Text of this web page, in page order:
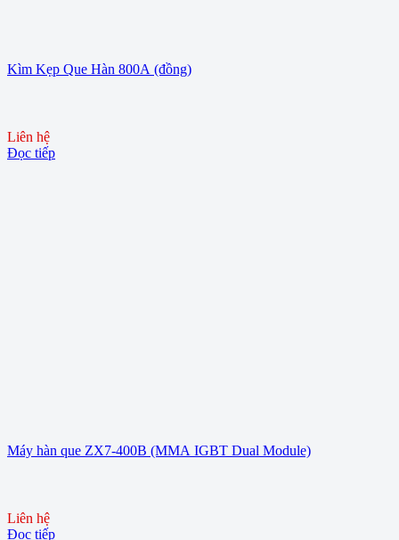
Kìm Kẹp Que Hàn 800A (đồng)
Liên hệ
Đọc tiếp
Máy hàn que ZX7-400B (MMA IGBT Dual Module)
Liên hệ
Đọc tiếp